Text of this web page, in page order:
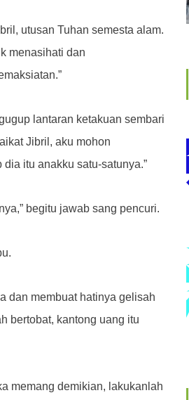
utusan Tuhan semesta alam.
menasihati dan
lantaran ketakuan sembari
Jibril, aku mohon
itu anakku satu-satunya.”
begitu jawab sang pencuri.
dan membuat hatinya gelisah
bertobat, kantong uang itu
memang demikian, lakukanlah